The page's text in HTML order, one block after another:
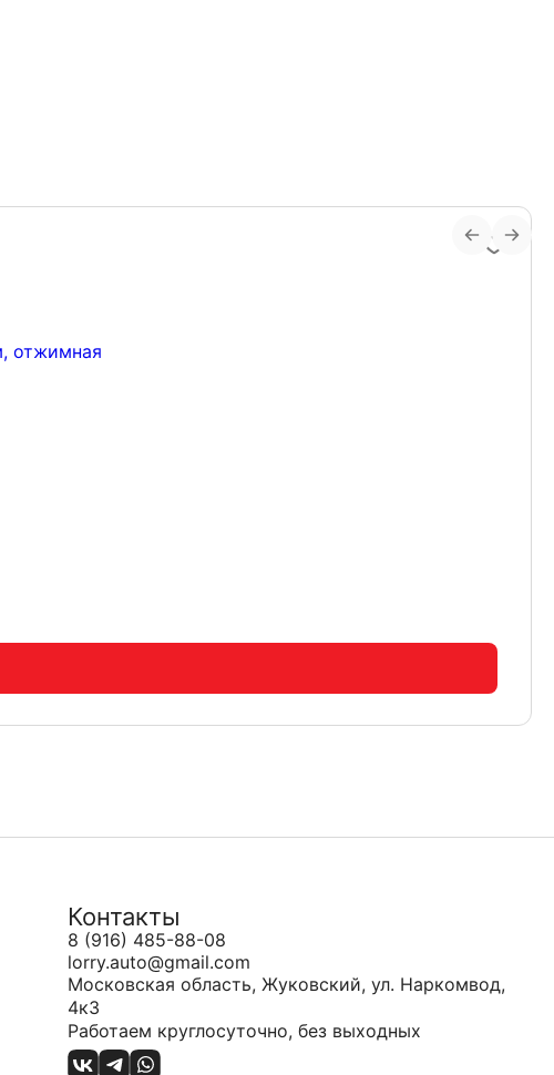
Контакты
8 (916) 485-88-08
lorry.auto@gmail.com
Московская область, Жуковский, ул. Наркомвод,
4к3
Работаем круглосуточно, без выходных